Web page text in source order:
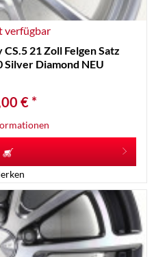
verfügbar
21 Zoll Felgen Satz
Silver Diamond NEU
€ *